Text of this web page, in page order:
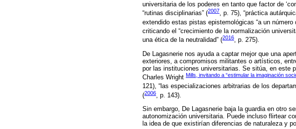
universitaria de los poderes en tanto que factor de
“rutinas disciplinarias” (2007, p. 75), “práctica
extendido estas pistas epistemológicas “a un
criticando el “crecimiento de la normalización
una ética de la neutralidad” (2016, p. 275).
De Lagasnerie nos ayuda a captar mejor que una
exteriores, a compromisos militantes o artísticos,
por las instituciones universitarias. Se sitúa, en este
Charles Wright Mills, invitando a “estimular la imaginación
121), “las especializaciones arbitrarias de los
(2006, p. 143).
Sin embargo, De Lagasnerie baja la guardia en otro
autonomización universitaria. Puede incluso flirtear
la idea de que existirían diferencias de naturaleza y